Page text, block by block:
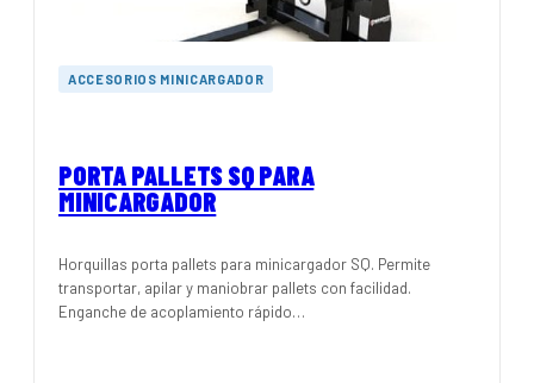
ACCESORIOS MINICARGADOR
PORTA PALLETS SQ PARA
MINICARGADOR
Horquillas porta pallets para minicargador SQ. Permite
transportar, apilar y maniobrar pallets con facilidad.
Enganche de acoplamiento rápido…